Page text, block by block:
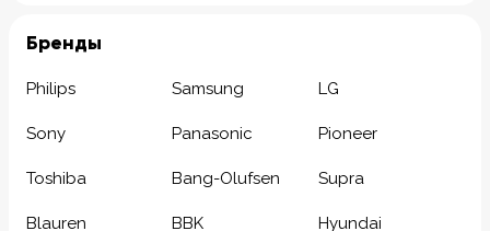
Бренды
Philips Samsung LG
Sony Panasonic Pioneer
Toshiba Bang-Olufsen Supra
Blauren BBK Hyundai